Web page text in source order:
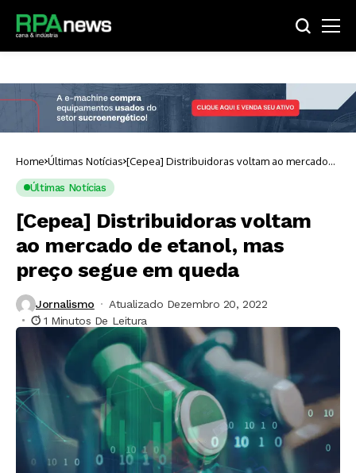
Home Últimas Notícias [Cepea] Distribuidoras voltam ao mercado
de etanol, mas preço segue em queda
Últimas Notícias
[Cepea] Distribuidoras voltam
ao mercado de etanol, mas
preço segue em queda
Jornalismo
Atualizado Dezembro 20, 2022
1 Minutos De Leitura